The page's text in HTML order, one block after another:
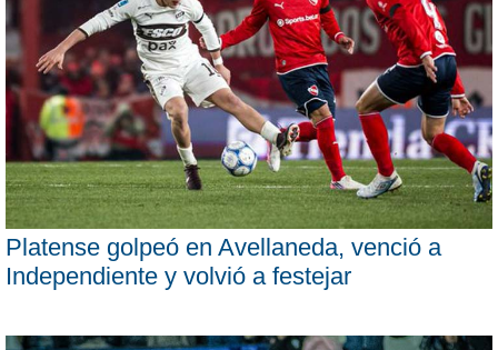
Platense golpeó en Avellaneda, venció a
Independiente y volvió a festejar